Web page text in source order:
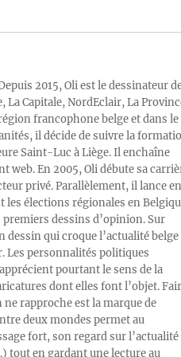
2015, Oli est le dessinateur
La Capitale, NordEclair, La
francophone belge et dans le
il décide de suivre la
Saint-Luc à Liège. Il enchaîne
web. En 2005, Oli débute sa
privé. Parallèlement, il lance en
les élections régionales en
dessins d’opinion. Sur
qui croque l’actualité belge
Les personnalités politiques
pourtant le sens de la
dont elles font l’objet.
rapproche est la marque de
deux mondes permet au
fort, son regard sur l’actualité
tout en gardant une lecture au